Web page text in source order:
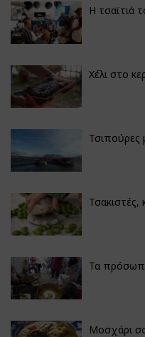
Η τσαϊτιά
Χέλι στο
Τσιπούρες
Τσακιστές,
Τα
Μοσχάρι